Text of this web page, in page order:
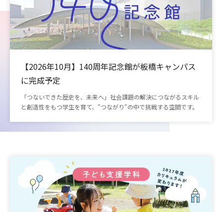
【2026年10月】140周年記念館が板橋キャンパス
に完成予定
「つないできた歴史を、未来へ」社会課題の解決につながるスキル
と創造性をもつ学生を育て、"つながり"の中で挑戦する空間です。